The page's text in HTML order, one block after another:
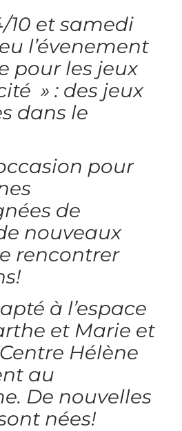
10 et samedi
l’évenement
pour les jeux
» : des jeux
dans le
pour
de
nouveaux
rencontrer
à l’espace
et Marie et
Hélène
au
De nouvelles
nées!